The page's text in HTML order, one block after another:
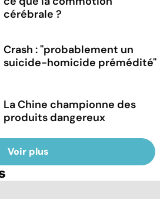
cérébrale ?
Crash : ''probablement un
suicide-homicide prémédité''
La Chine championne des
produits dangereux
Voir plus